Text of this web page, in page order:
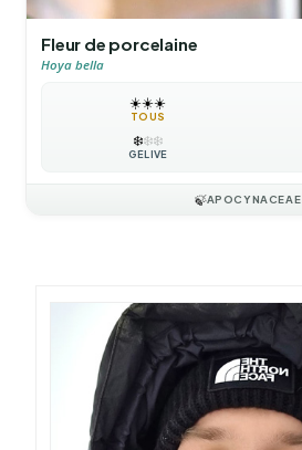
Fleur de porcelaine
Hoya bella
☀️☀️☀️
TOUS
❄️❄️❄️
GÉLIVE
🍃APOCYNACEAE